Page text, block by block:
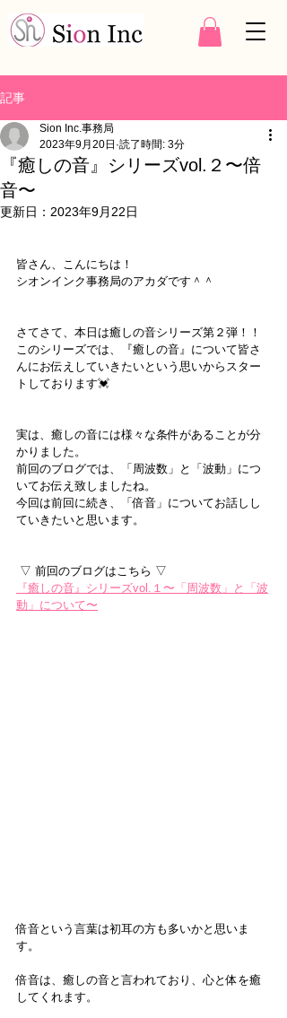
記事
『癒しの音』シリーズvol.２〜倍
音〜
Sion Inc.事務局
2023年9月20日 読了時間: 3分
更新日： 2023年9月22日
皆さん、こんにちは！
シオンインク事務局のアカダです＾＾
さてさて、本日は癒しの音シリーズ第２弾！！
このシリーズでは、『癒しの音』について皆さ
んにお伝えしていきたいという思いからスター
トしております💓
実は、癒しの音には様々な条件があることが分
かりました。
前回のブログでは、「周波数」と「波動」につ
いてお伝え致しましたね。
今回は前回に続き、「倍音」についてお話しし
ていきたいと思います。
▽ 前回のブログはこちら ▽
『癒しの音』シリーズvol.１〜「周波数」と「波
動」について〜
倍音という言葉は初耳の方も多いかと思いま
す。
倍音は、癒しの音と言われており、心と体を癒
してくれます。